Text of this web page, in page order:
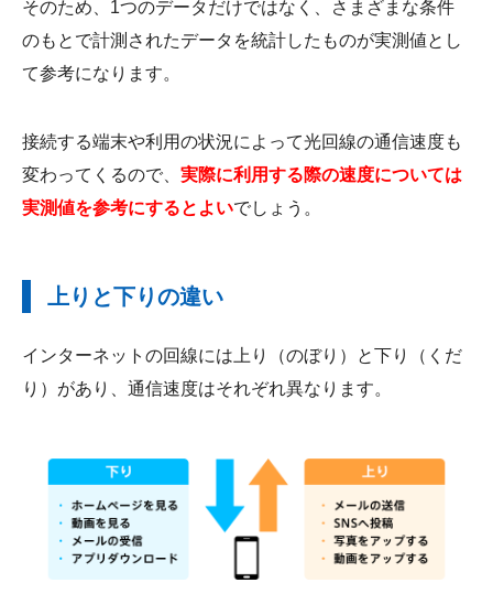
そのため、1つのデータだけではなく、さまざまな条件
のもとで計測されたデータを統計したものが実測値とし
て参考になります。
接続する端末や利用の状況によって光回線の通信速度も
変わってくるので、 実際に利用する際の速度については
実測値を参考にするとよいでしょう。
上りと下りの違い
インターネットの回線には上り（のぼり）と下り（くだ
り）があり、通信速度はそれぞれ異なります。